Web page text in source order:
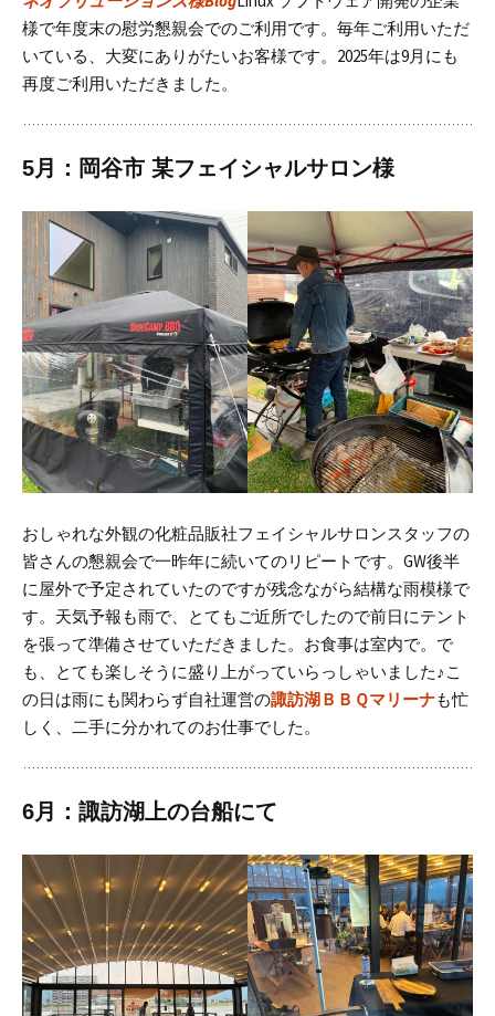
様で年度末の慰労懇親会でのご利用です。 毎年ご利用いただ
いている、大変にありがたいお客様です。 2025年は9月にも
再度ご利用いただきました。
5月：岡谷市 某フェイシャルサロン様
おしゃれな外観の化粧品販社フェイシャルサロンスタッフの
皆さんの懇親会で一昨年に続いてのリピートです。 GW後半
に屋外で予定されていたのですが残念ながら結構な雨模様で
す。 天気予報も雨で、とてもご近所でしたので前日にテント
を張って準備させていただきました。お食事は室内で。で
も、とても楽しそうに盛り上がっていらっしゃいました♪ こ
の日は雨にも関わらず自社運営の諏訪湖ＢＢＱマリーナも忙
しく、二手に分かれてのお仕事でした。
6月：諏訪湖上の台船にて